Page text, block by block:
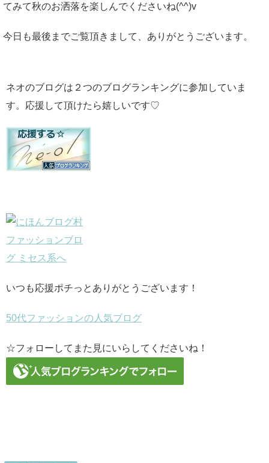
てみて秋のお洒落を楽しんでくださいね(^^)v
今日も最後までご覧頂きまして、ありがとうございます。
ネオのブログは２つのブログランキングに参加していま
す。応援して頂けたら嬉しいです♡
いつも応援ポチっとありがとうございます！
50代ファッションの人気ブログ
☆フォローしてまた見にいらしてくださいね！